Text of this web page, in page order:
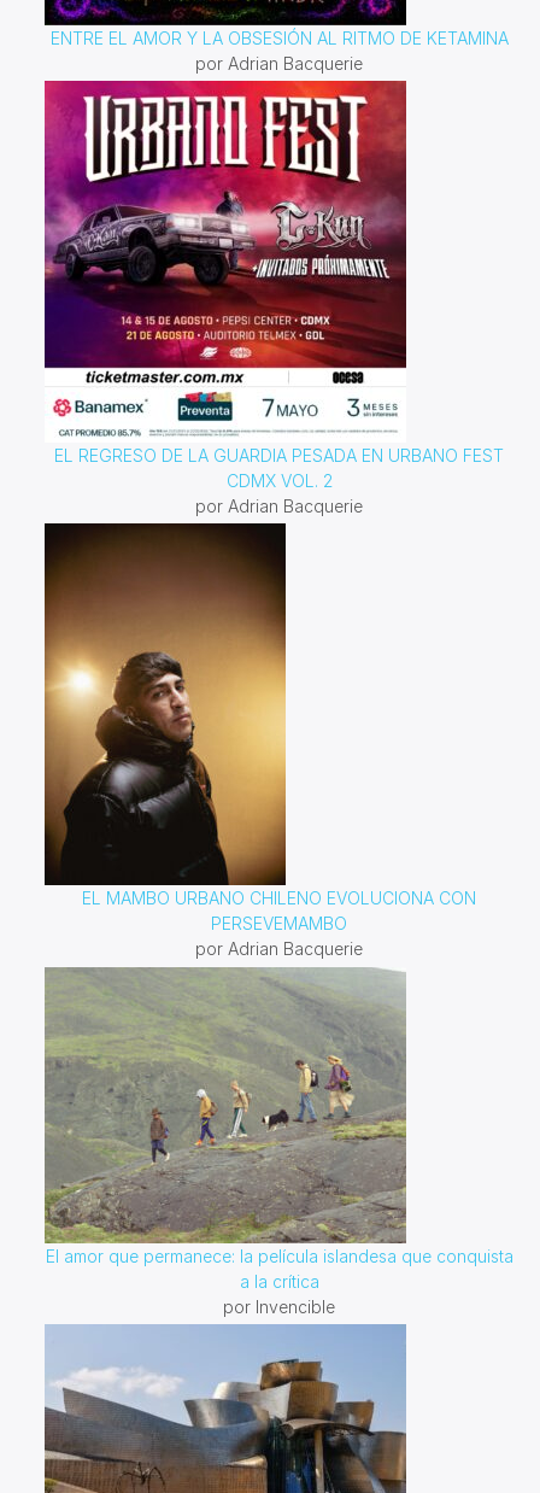
ENTRE EL AMOR Y LA OBSESIÓN AL RITMO DE KETAMINA
por Adrian Bacquerie
EL REGRESO DE LA GUARDIA PESADA EN URBANO FEST
CDMX VOL. 2
por Adrian Bacquerie
EL MAMBO URBANO CHILENO EVOLUCIONA CON
PERSEVEMAMBO
por Adrian Bacquerie
El amor que permanece: la película islandesa que conquista
a la crítica
por Invencible